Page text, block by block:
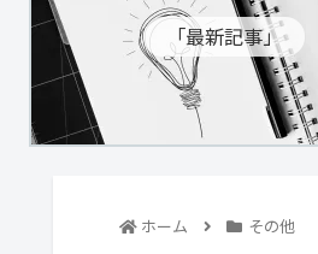
「最新記事」
ホーム その他